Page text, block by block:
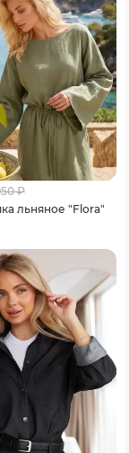
₽
льняное "Flora"